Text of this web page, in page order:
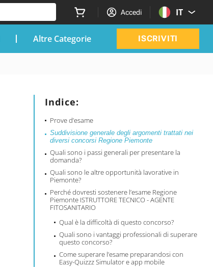
Accedi IT
Altre Categorie ISCRIVITI
Indice:
Prove d’esame
Suddivisione generale degli argomenti trattati nei
diversi concorsi Regione Piemonte
Quali sono i passi generali per presentare la
domanda?
Quali sono le altre opportunità lavorative in
Piemonte?
Perché dovresti sostenere l’esame Regione
Piemonte ISTRUTTORE TECNICO - AGENTE
FITOSANITARIO
Qual è la difficoltà di questo concorso?
Quali sono i vantaggi professionali di superare
questo concorso?
Come superare l’esame preparandosi con
Easy-Quizzz Simulator e app mobile